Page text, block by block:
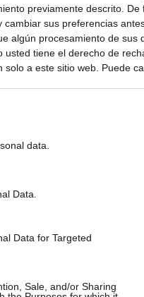
previamente descrito. De
sus preferencias
algún procesamiento de sus
tiene el derecho de
a este sitio web. Puede
data.
Data.
Data for Targeted
Sale, and/or Sharing